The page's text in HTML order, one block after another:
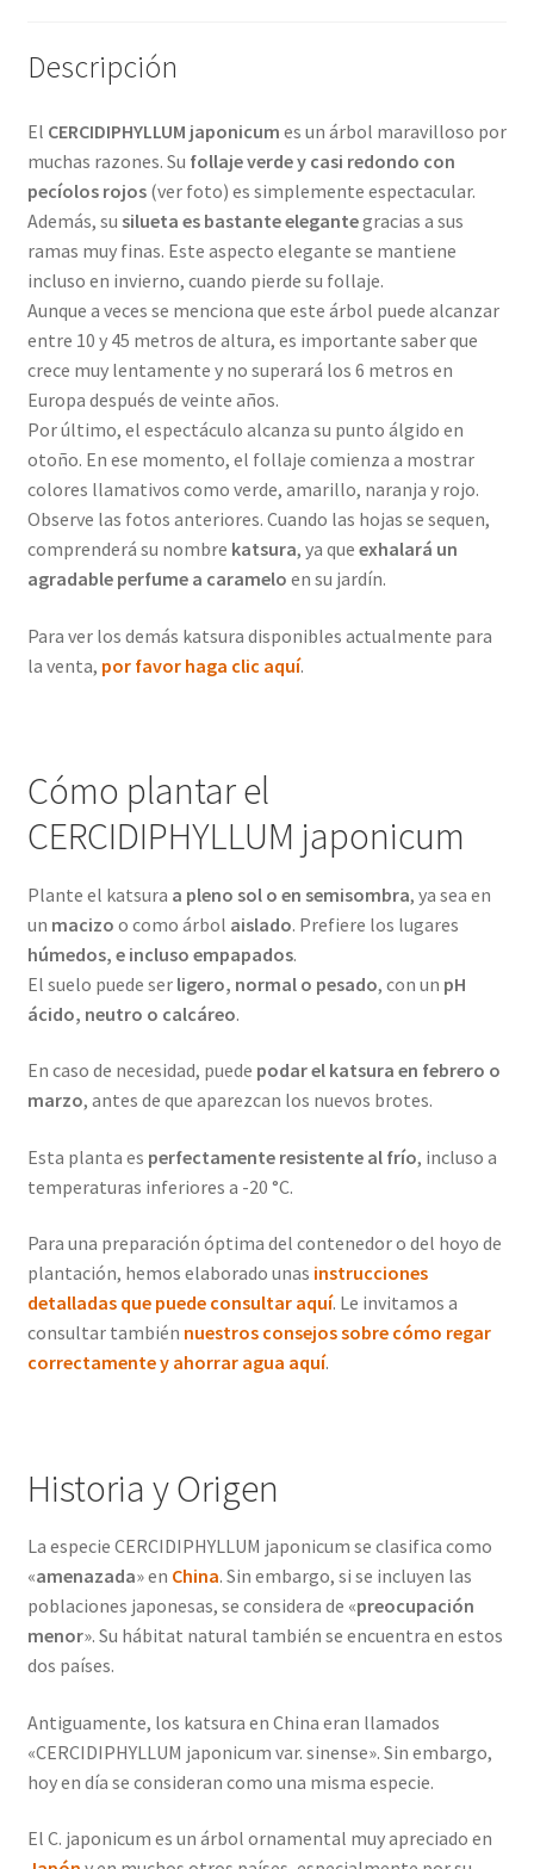
Descripción
El CERCIDIPHYLLUM japonicum es un árbol maravilloso por
muchas razones. Su follaje verde y casi redondo con
pecíolos rojos(ver foto) es simplemente espectacular.
Además, su silueta es bastante elegantegracias a sus
ramas muy finas. Este aspecto elegante se mantiene
incluso en invierno, cuando pierde su follaje.
Aunque a veces se menciona que este árbol puede alcanzar
entre 10 y 45 metros de altura, es importante saber que
crece muy lentamente y no superará los 6 metros en
Europa después de veinte años.
Por último, el espectáculo alcanza su punto álgido en
otoño. En ese momento, el follaje comienza a mostrar
colores llamativos como verde, amarillo, naranja y rojo.
Observe las fotos anteriores. Cuando las hojas se sequen,
comprenderá su nombre katsura, ya que exhalará un
agradable perfume a caramelo en su jardín.
Para ver los demás katsura disponibles actualmente para
la venta, por favor haga clic aquí.
Cómo plantar el
CERCIDIPHYLLUM japonicum
Plante el katsura a pleno sol o en semisombra, ya sea en
un macizo o como árbol aislado. Prefiere los lugares
húmedos, e incluso empapados.
El suelo puede ser ligero, normal o pesado, con un pH
ácido, neutro o calcáreo.
En caso de necesidad, puede podar el katsura en febrero o
marzo, antes de que aparezcan los nuevos brotes.
Esta planta es perfectamente resistente al frío, incluso a
temperaturas inferiores a -20 °C.
Para una preparación óptima del contenedor o del hoyo de
plantación, hemos elaborado unas instrucciones
detalladas que puede consultar aquí. Le invitamos a
consultar también nuestros consejos sobre cómo regar
correctamente y ahorrar agua aquí.
Historia y Origen
La especie CERCIDIPHYLLUM japonicum se clasifica como
«amenazada» en China. Sin embargo, si se incluyen las
poblaciones japonesas, se considera de «preocupación
menor». Su hábitat natural también se encuentra en estos
dos países.
Antiguamente, los katsura en China eran llamados
«CERCIDIPHYLLUM japonicum var. sinense». Sin embargo,
hoy en día se consideran como una misma especie.
El C. japonicum es un árbol ornamental muy apreciado en